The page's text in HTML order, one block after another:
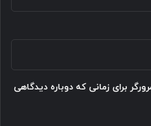
برای زمانی که دوباره دیدگاهی